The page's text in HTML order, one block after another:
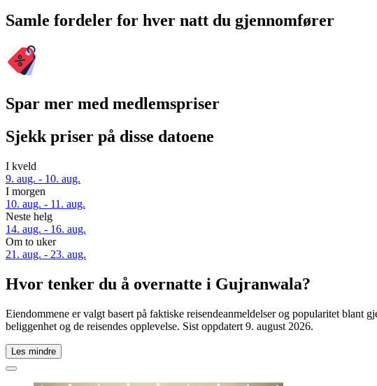
Samle fordeler for hver natt du gjennomfører
Spar mer med medlemspriser
Sjekk priser på disse datoene
I kveld
9. aug. - 10. aug.
I morgen
10. aug. - 11. aug.
Neste helg
14. aug. - 16. aug.
Om to uker
21. aug. - 23. aug.
Hvor tenker du å overnatte i Gujranwala?
Eiendommene er valgt basert på faktiske reisendeanmeldelser og popularitet
beliggenhet og de reisendes opplevelse. Sist oppdatert 9. august 2026.
Les mindre